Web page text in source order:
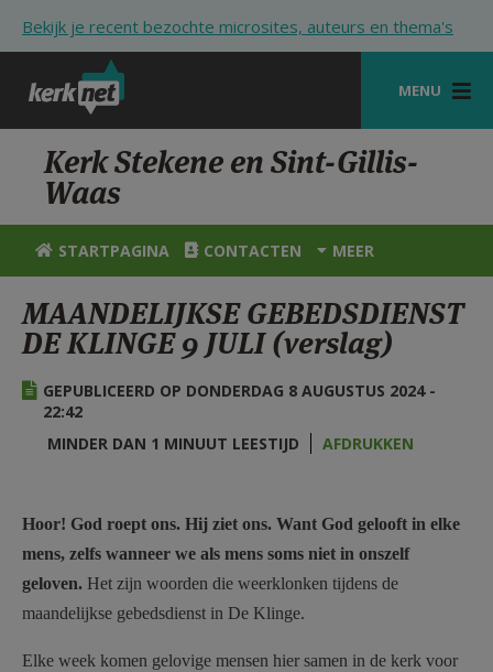
Bekijk je recent bezochte microsites, auteurs en thema's
MENU
STARTPAGINA
KERK
VIERINGEN
ZOEKEN
HULP
STARTPAGINA PORTAAL
AANMELDEN OF REGISTREREN
Kerk Stekene en Sint-Gillis-
Waas
STARTPAGINA CONTACTEN MEER
MAANDELIJKSE GEBEDSDIENST
DE KLINGE 9 JULI (verslag)
GEPUBLICEERD OP DONDERDAG 8 AUGUSTUS 2024 -
22:42
MINDER DAN 1 MINUUT LEESTIJD
AFDRUKKEN
Hoor! God roept ons. Hij ziet ons. Want God gelooft in elke
mens, zelfs wanneer we als mens soms niet in onszelf
geloven. Het zijn woorden die weerklonken tijdens de
maandelijkse gebedsdienst in De Klinge.
Elke week komen gelovige mensen hier samen in de kerk voor